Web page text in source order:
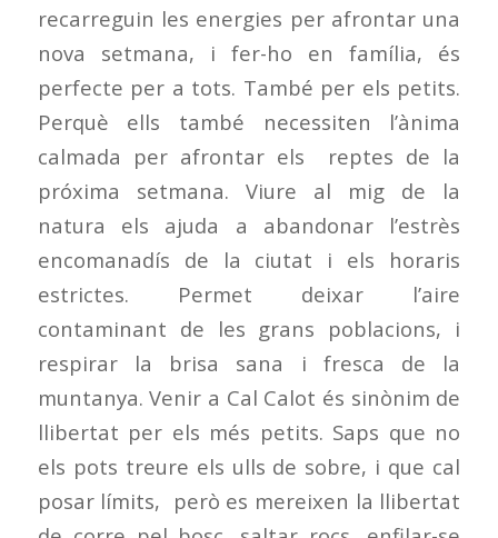
recarreguin les energies per afrontar una
nova setmana, i fer-ho en família, és
perfecte per a tots. També per els petits.
Perquè ells també necessiten l’ànima
calmada per afrontar els reptes de la
próxima setmana. Viure al mig de la
natura els ajuda a abandonar l’estrès
encomanadís de la ciutat i els horaris
estrictes. Permet deixar l’aire
contaminant de les grans poblacions, i
respirar la brisa sana i fresca de la
muntanya. Venir a Cal Calot és sinònim de
llibertat per els més petits. Saps que no
els pots treure els ulls de sobre, i que cal
posar límits, però es mereixen la llibertat